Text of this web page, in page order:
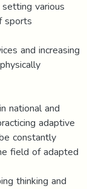
various
sports
and increasing
national and
adaptive
constantly
field of adapted
thinking and